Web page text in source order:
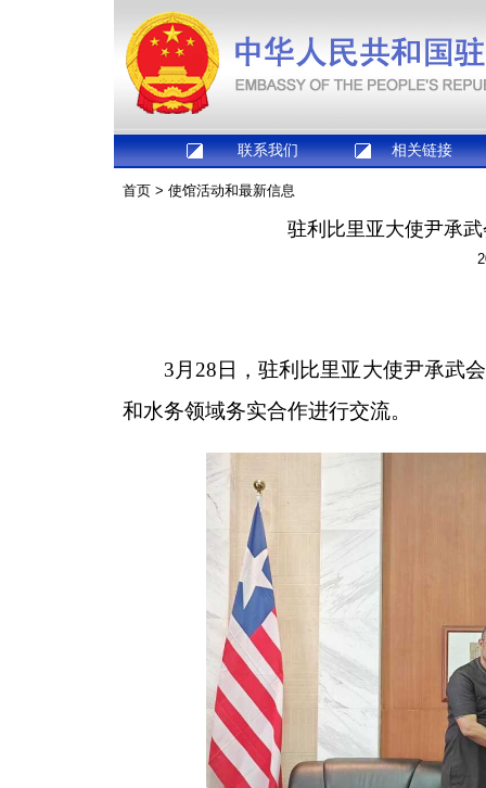
联系我们 相关链接
首页 > 使馆活动和最新信息
驻利比里亚大使尹承
3月28日，驻利比里亚大使尹承武
和水务领域务实合作进行交流。